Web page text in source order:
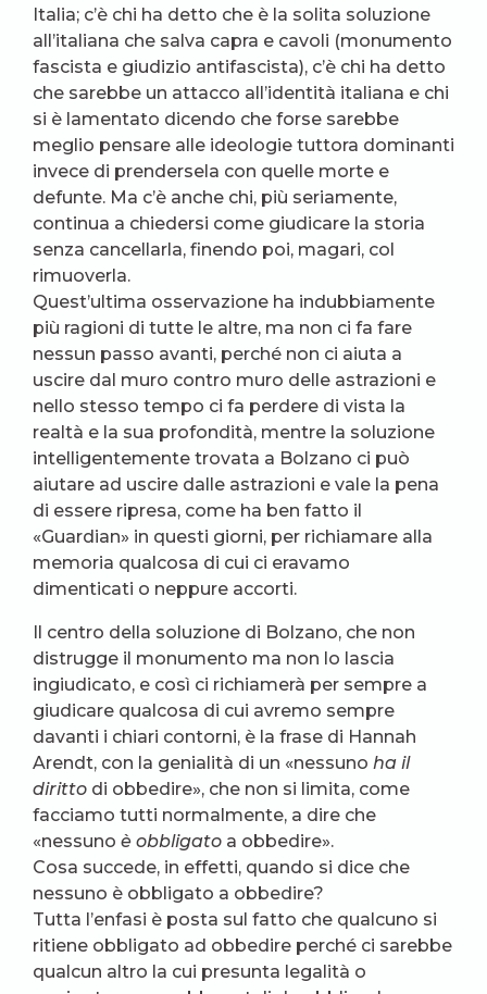
Italia; c’è chi ha detto che è la solita soluzione
all’italiana che salva capra e cavoli (monumento
fascista e giudizio antifascista), c’è chi ha detto
che sarebbe un attacco all’identità italiana e chi
si è lamentato dicendo che forse sarebbe
meglio pensare alle ideologie tuttora dominanti
invece di prendersela con quelle morte e
defunte. Ma c’è anche chi, più seriamente,
continua a chiedersi come giudicare la storia
senza cancellarla, finendo poi, magari, col
rimuoverla.
Quest’ultima osservazione ha indubbiamente
più ragioni di tutte le altre, ma non ci fa fare
nessun passo avanti, perché non ci aiuta a
uscire dal muro contro muro delle astrazioni e
nello stesso tempo ci fa perdere di vista la
realtà e la sua profondità, mentre la soluzione
intelligentemente trovata a Bolzano ci può
aiutare ad uscire dalle astrazioni e vale la pena
di essere ripresa, come ha ben fatto il
«Guardian» in questi giorni, per richiamare alla
memoria qualcosa di cui ci eravamo
dimenticati o neppure accorti.
Il centro della soluzione di Bolzano, che non
distrugge il monumento ma non lo lascia
ingiudicato, e così ci richiamerà per sempre a
giudicare qualcosa di cui avremo sempre
davanti i chiari contorni, è la frase di Hannah
Arendt, con la genialità di un «nessuno ha il
diritto di obbedire», che non si limita, come
facciamo tutti normalmente, a dire che
«nessuno è obbligato a obbedire».
Cosa succede, in effetti, quando si dice che
nessuno è obbligato a obbedire?
Tutta l’enfasi è posta sul fatto che qualcuno si
ritiene obbligato ad obbedire perché ci sarebbe
qualcun altro la cui presunta legalità o